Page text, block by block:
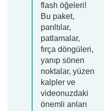
flash öğeleri!
Bu paket,
parıltılar,
patlamalar,
fırça döngüleri,
yanıp sönen
noktalar, yüzen
kalpler ve
videonuzdaki
önemli anları